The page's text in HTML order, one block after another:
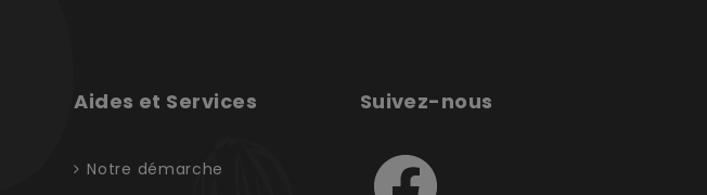
Aides et Services
Notre démarche
Suivez-nous